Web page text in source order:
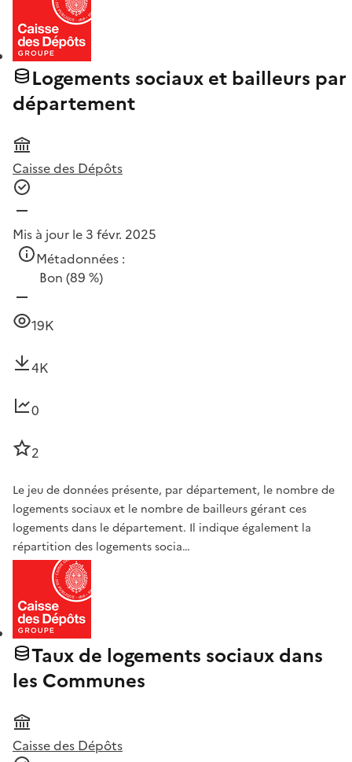
Logements sociaux et bailleurs par
département
Caisse des Dépôts
Mis à jour le 3 févr. 2025
Métadonnées :
Bon (89 %)
19K
4K
0
2
Le jeu de données présente, par département, le nombre de
logements sociaux et le nombre de bailleurs gérant ces
logements dans le département. Il indique également la
répartition des logements socia…
Taux de logements sociaux dans
les Communes
Caisse des Dépôts